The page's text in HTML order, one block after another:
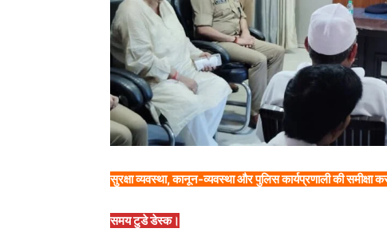
सुरक्षा व्यवस्था, कानून-व्यवस्था और पुलिस कार्यप्रणाली की समीक्षा
समय टुडे डेस्क।